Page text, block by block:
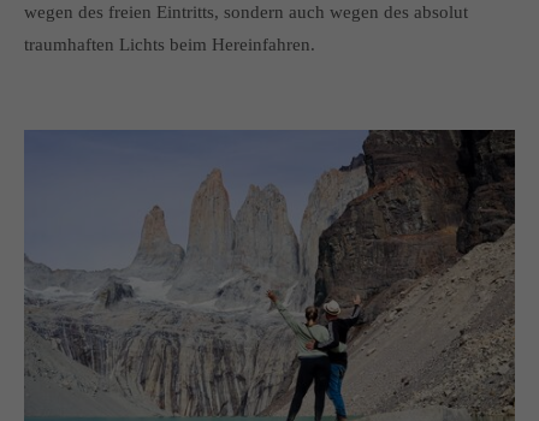
wegen des freien Eintritts, sondern auch wegen des absolut
traumhaften Lichts beim Hereinfahren.